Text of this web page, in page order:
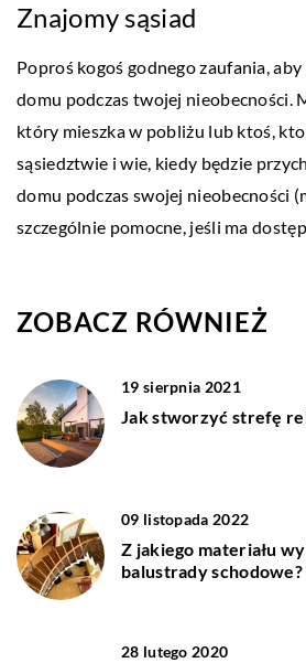
Znajomy sąsiad
Poproś kogoś godnego zaufania, aby
domu podczas twojej nieobecności.
który mieszka w pobliżu lub ktoś,
sąsiedztwie i wie, kiedy będzie
domu podczas swojej nieobecności
szczególnie pomocne, jeśli ma
ZOBACZ RÓWNIEŻ
19 sierpnia 2021
Jak stworzyć strefę
09 listopada 2022
Z jakiego materiału
balustrady schodowe?
28 lutego 2020